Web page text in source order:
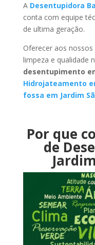
A Desentupidora
conta com equipe
de ultima geração.
Oferecer aos
limpeza e qualidade
desentupimento
Hidrojateamento
fossa em Jardim
Por que
de